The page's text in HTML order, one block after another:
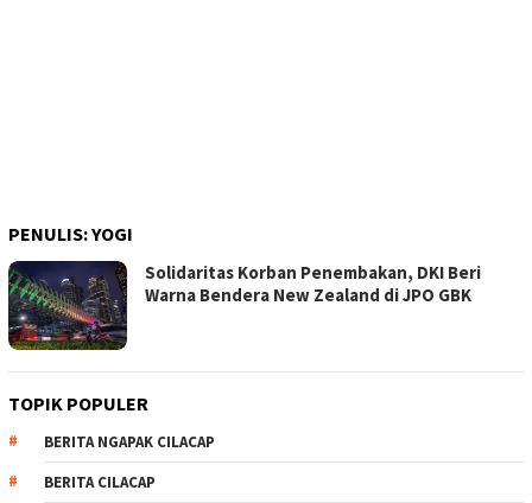
PENULIS:YOGI
Solidaritas Korban Penembakan, DKI Beri
Warna Bendera New Zealand di JPO GBK
TOPIK POPULER
BERITA NGAPAK CILACAP
BERITA CILACAP